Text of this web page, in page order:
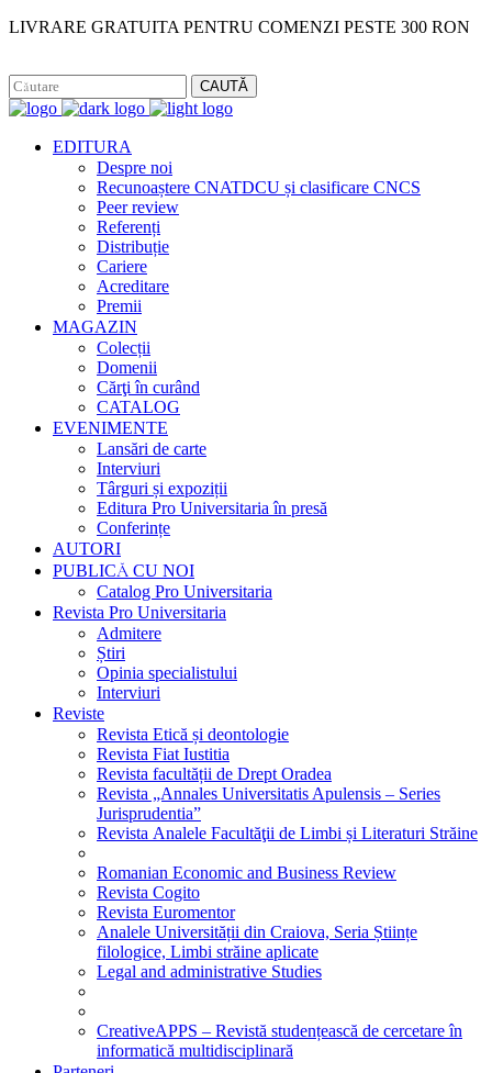
LIVRARE GRATUITA PENTRU COMENZI PESTE 300 RON
CAUTĂ
EDITURA
Despre noi
Recunoaștere CNATDCU și clasificare CNCS
Peer review
Referenți
Distribuție
Cariere
Acreditare
Premii
MAGAZIN
Colecții
Domenii
Cărţi în curând
CATALOG
EVENIMENTE
Lansări de carte
Interviuri
Târguri și expoziții
Editura Pro Universitaria în presă
Conferințe
AUTORI
PUBLICĂ CU NOI
Catalog Pro Universitaria
Revista Pro Universitaria
Admitere
Știri
Opinia specialistului
Interviuri
Reviste
Revista Etică și deontologie
Revista Fiat Iustitia
Revista facultății de Drept Oradea
Revista „Annales Universitatis Apulensis – Series
Jurisprudentia”
Revista Analele Facultăţii de Limbi și Literaturi Străine
Romanian Economic and Business Review
Revista Cogito
Revista Euromentor
Analele Universității din Craiova, Seria Științe
filologice, Limbi străine aplicate
Legal and administrative Studies
CreativeAPPS – Revistă studențească de cercetare în
informatică multidisciplinară